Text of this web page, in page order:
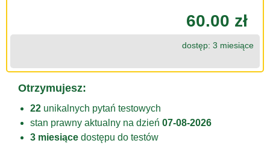
60.00 zł
dostęp: 3 miesiące
Otrzymujesz:
22 unikalnych pytań testowych
stan prawny aktualny na dzień 07-08-2026
3 miesiące dostępu do testów